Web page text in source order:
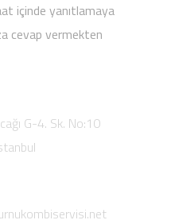
içinde yanıtlamaya
cevap vermekten
G-4. Sk. No:10